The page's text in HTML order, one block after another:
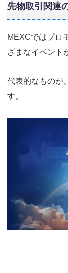
先物取引関連
MEXCではプロ
ざまなイベント
代表的なものが、
す。